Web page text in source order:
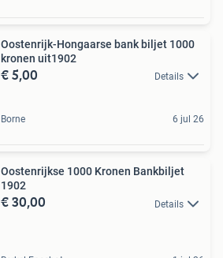
Oostenrijk-Hongaarse bank biljet 1000
kronen uit1902
€ 5,00 Details
Borne 6 jul 26
Oostenrijkse 1000 Kronen Bankbiljet
1902
€ 30,00 Details